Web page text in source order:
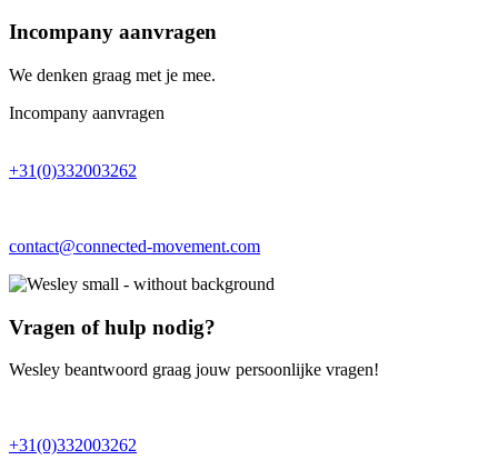
Incompany aanvragen
We denken graag met je mee.
Incompany aanvragen
+31(0)332003262
contact@connected-movement.com
Vragen of hulp nodig?
Wesley beantwoord graag jouw persoonlijke vragen!
+31(0)332003262